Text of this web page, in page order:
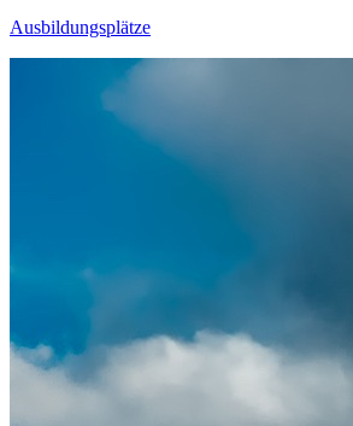
Ausbildungsplätze